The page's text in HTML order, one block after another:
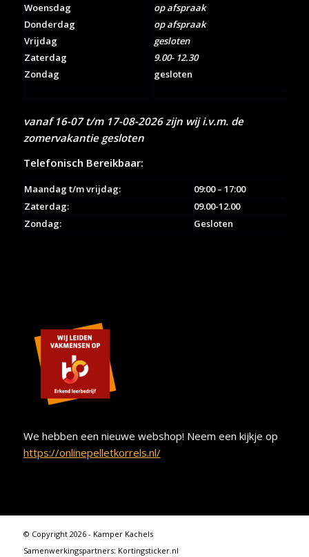
Woensdag
Donderdag
Vrijdag
Zaterdag
Zondag
op afspraak
op afspraak
gesloten
9.00- 12.30
gesloten
vanaf 16-07 t/m 17-08-2026 zijn wij i.v.m. de
zomervakantie gesloten
Telefonisch Bereikbaar:
Maandag t/m vrijdag:
09:00 – 17:00
Zaterdag:
09.00-12.00
Zondag:
Gesloten
We hebben een nieuwe webshop! Neem een kijkje op
https://onlinepelletkorrels.nl/
© Copyright 2026 - Kamper Kachels
Samenwerkingspartners: Kortingsticker.nl